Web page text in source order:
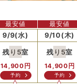
9/9(水)
残り 5室
14,900 円
予約
最安値
9/10(木)
残り 5室
14,900 円
予約
最安値